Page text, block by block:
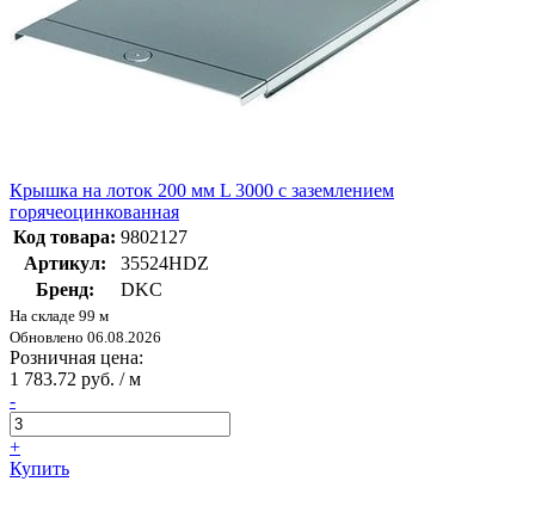
Крышка на лоток 200 мм L 3000 с заземлением
горячеоцинкованная
Код товара: 9802127
Артикул:
35524HDZ
Бренд:
DKC
На складе 99 м
Обновлено 06.08.2026
Розничная цена:
1 783.72 руб. / м
-
+
Купить